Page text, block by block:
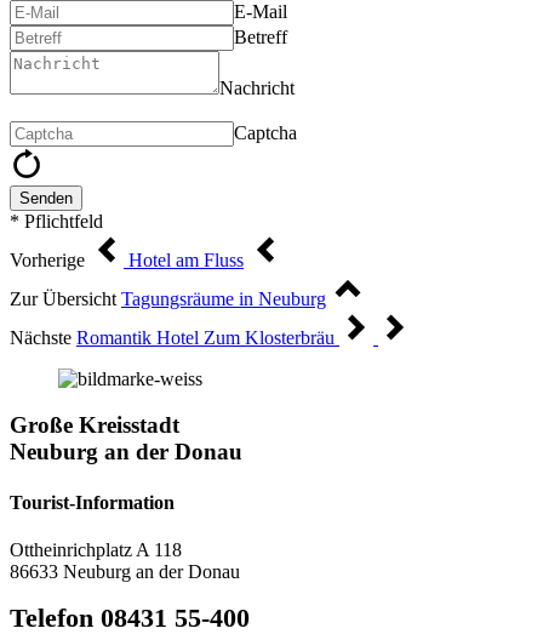
E-Mail
Betreff
Nachricht
Captcha
Senden
* Pflichtfeld
Vorherige
Hotel am Fluss
Zur Übersicht Tagungsräume in Neuburg
Nächste Romantik Hotel Zum Klosterbräu
Große Kreisstadt
Neuburg an der Donau
Tourist-Information
Ottheinrichplatz A 118
86633 Neuburg an der Donau
Telefon 08431 55-400